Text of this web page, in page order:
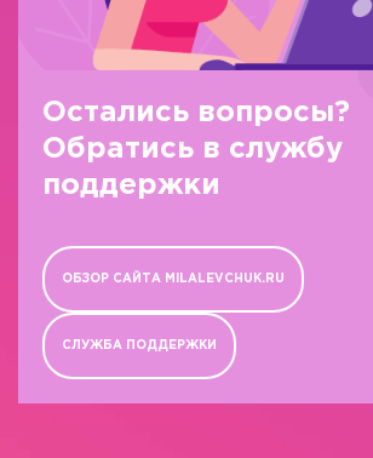
Остались вопросы?
Обратись в службу
поддержки
ОБЗОР САЙТА MILALEVCHUK.RU
СЛУЖБА ПОДДЕРЖКИ